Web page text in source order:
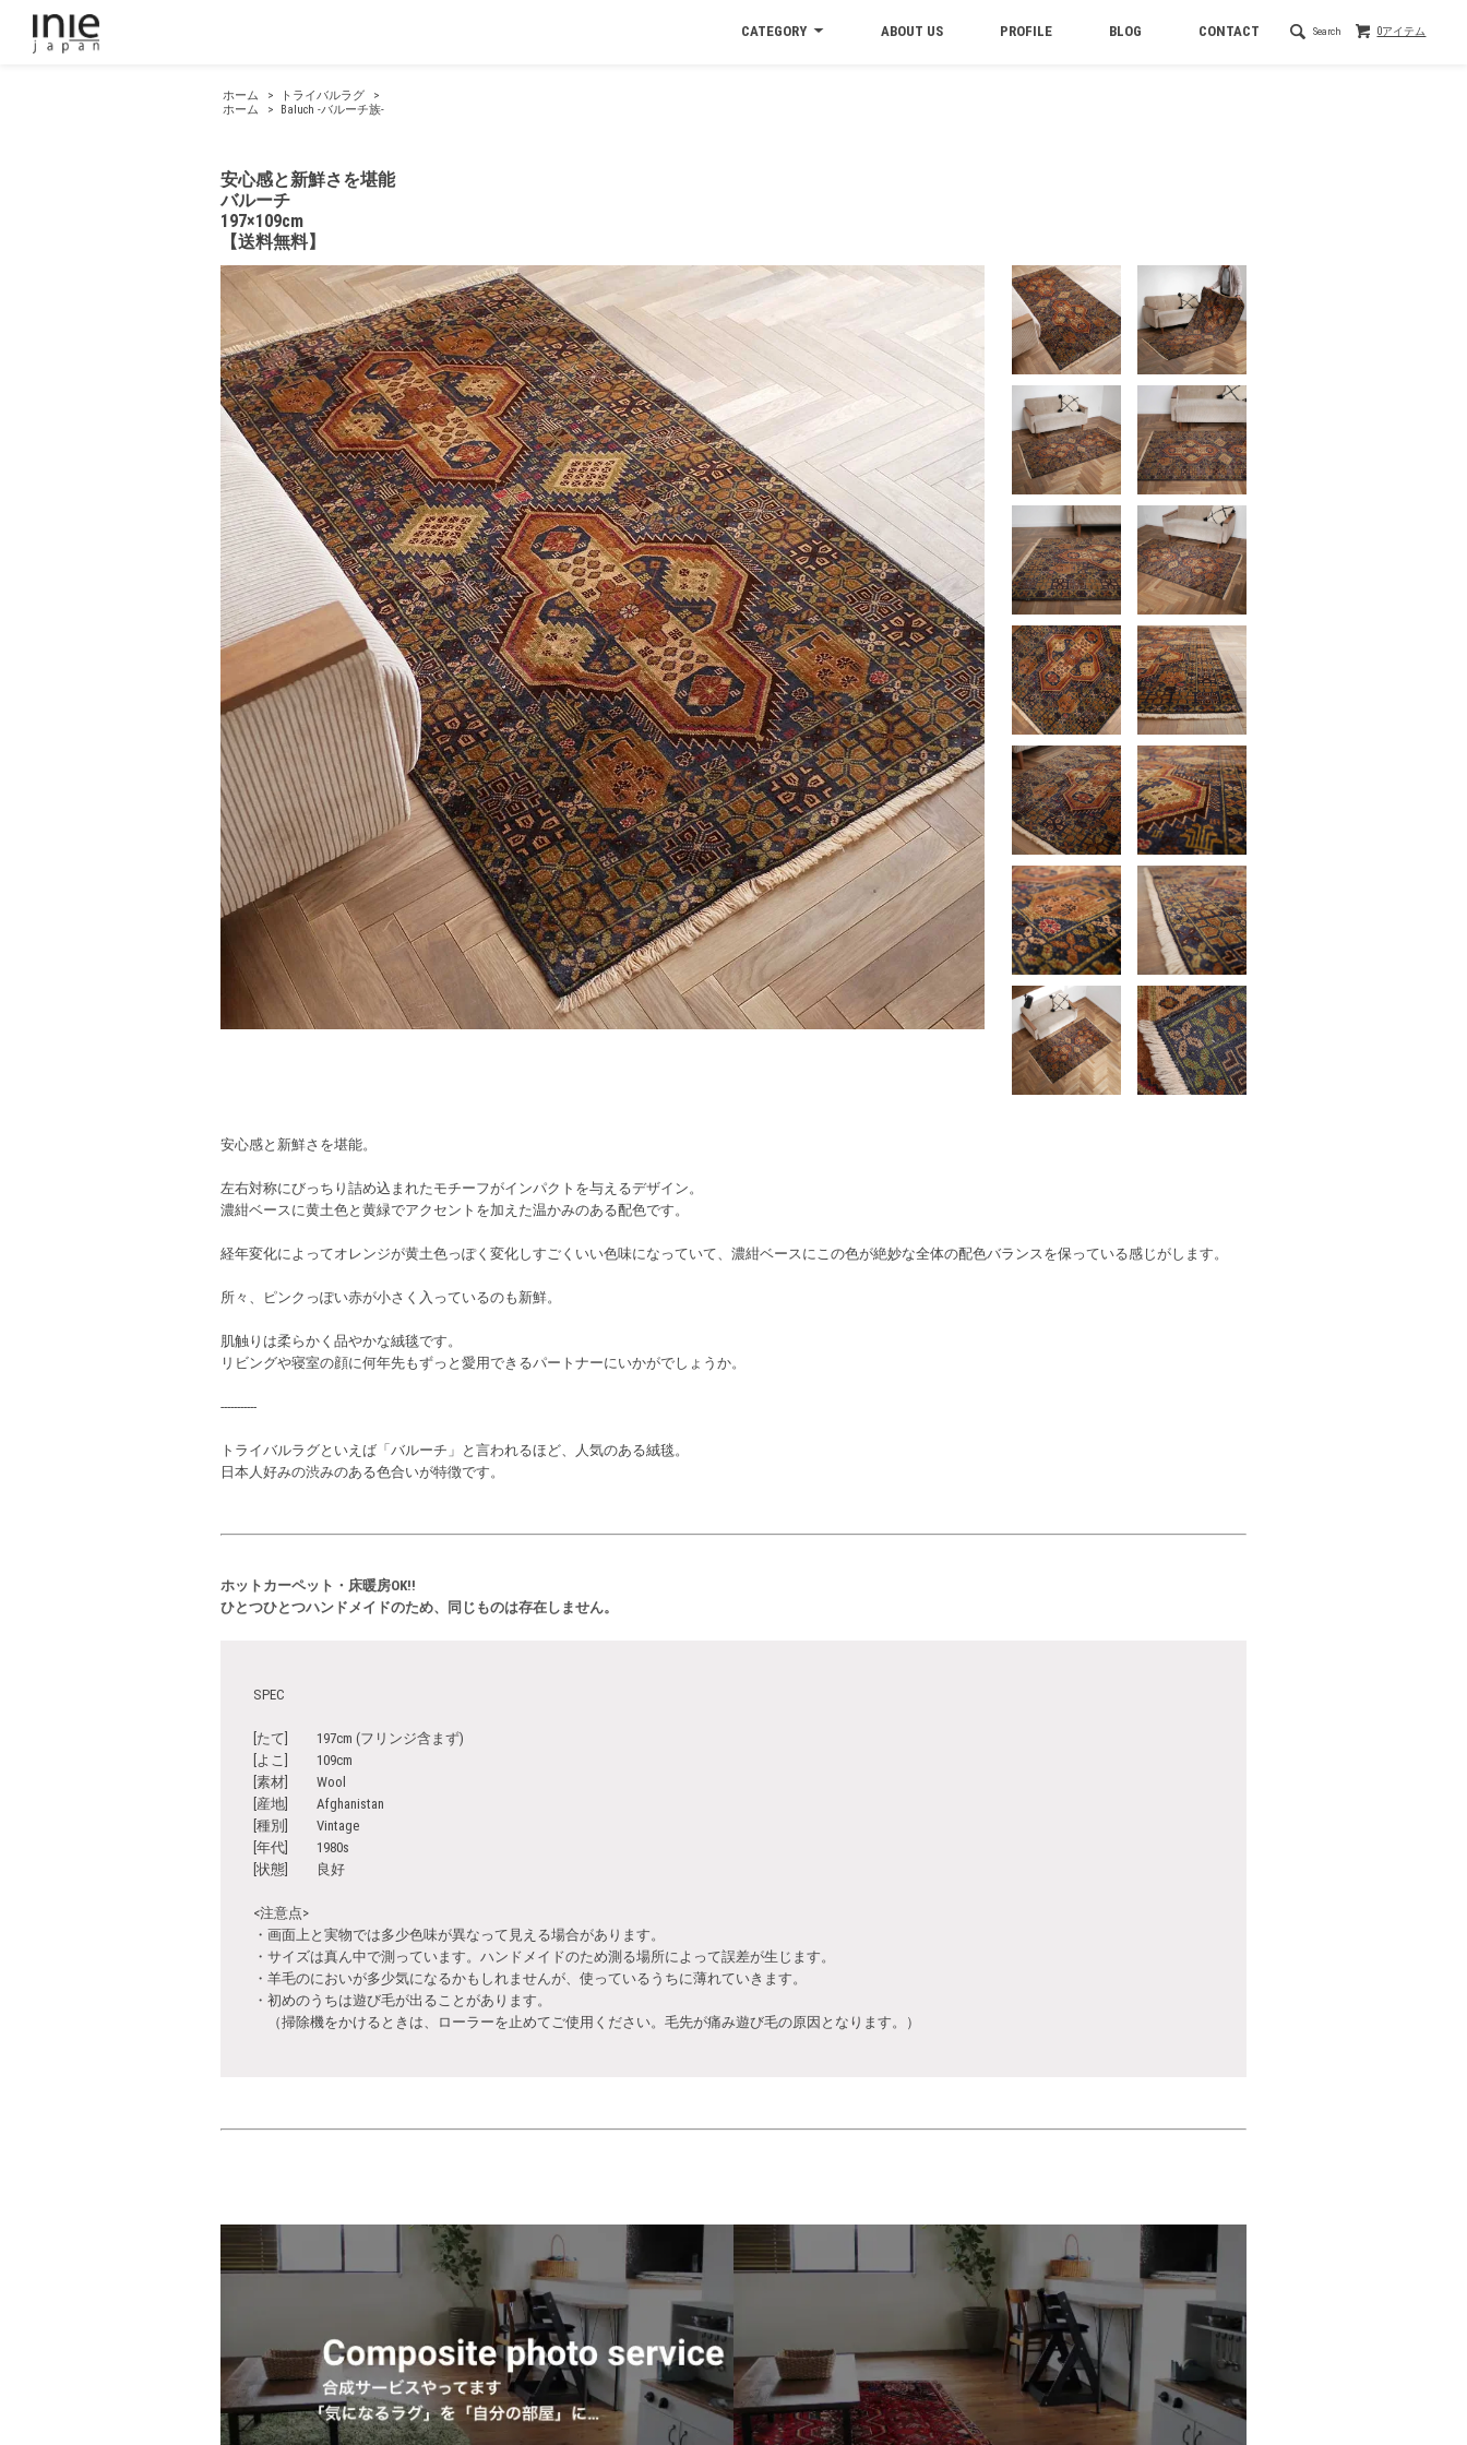
0アイテム
Search
CATEGORY ABOUT US PROFILE BLOG CONTACT
ホーム > トライバルラグ
>
ホーム
> Baluch -バルーチ族-
安心感と新鮮さを堪能
バルーチ
197×109cm
【送料無料】
安心感と新鮮さを堪能。
左右対称にびっちり詰め込まれたモチーフがインパクトを与えるデザイン。
濃紺ベースに黄土色と黄緑でアクセントを加えた温かみのある配色です。
経年変化によってオレンジが黄土色っぽく変化しすごくいい色味になっていて、濃紺ベースにこの色が絶妙な全体の配色バランスを保っている感じがします。
所々、ピンクっぽい赤が小さく入っているのも新鮮。
肌触りは柔らかく品やかな絨毯です。
リビングや寝室の顔に何年先もずっと愛用できるパートナーにいかがでしょうか。
-----------
トライバルラグといえば「バルーチ」と言われるほど、人気のある絨毯。
日本人好みの渋みのある色合いが特徴です。
ホットカーペット・床暖房OK!!
ひとつひとつハンドメイドのため、同じものは存在しません。
SPEC
[たて] 197cm (フリンジ含まず)
[よこ] 109cm
[素材] Wool
[産地] Afghanistan
[種別] Vintage
[年代] 1980s
[状態] 良好
<注意点>
・画面上と実物では多少色味が異なって見える場合があります。
・サイズは真ん中で測っています。ハンドメイドのため測る場所によって誤差が生じます。
・羊毛のにおいが多少気になるかもしれませんが、使っているうちに薄れていきます。
・初めのうちは遊び毛が出ることがあります。
（掃除機をかけるときは、ローラーを止めてご使用ください。毛先が痛み遊び毛の原因となります。）